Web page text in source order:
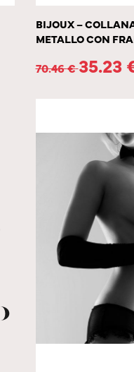
BIJOUX –
METALLO CON
70.46€35.23